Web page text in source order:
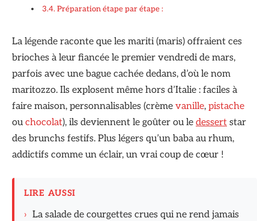
Préparation étape par étape :
La légende raconte que les mariti (maris) offraient ces
brioches à leur fiancée le premier vendredi de mars,
parfois avec une bague cachée dedans, d’où le nom
maritozzo. Ils explosent même hors d’Italie : faciles à
faire maison, personnalisables (crème vanille, pistache
ou chocolat), ils deviennent le goûter ou le dessert star
des brunchs festifs. Plus légers qu’un baba au rhum,
addictifs comme un éclair, un vrai coup de cœur !
LIRE AUSSI
› La salade de courgettes crues qui ne rend jamais